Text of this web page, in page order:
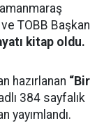
TOBB Başkan
kitap oldu.
hazırlanan “Bir
384 sayfalık
yayımlandı.